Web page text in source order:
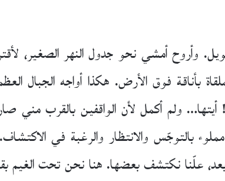
وأروح أمشي نحو جدول النهر
بأناقة فوق الأرض. هكذا أواجه الجبال
ولم أكمل لأن الواقفين بالقرب مني
بالتوجّس والانتظار والرغبة في
علّنا نكتشف بعضها. هنا نحن تحت الغيم